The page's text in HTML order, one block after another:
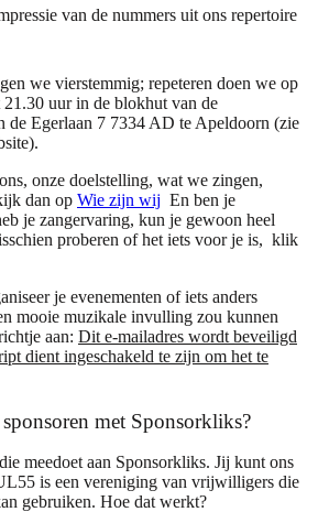
van de nummers uit ons repertoire
we vierstemmig; repeteren doen we op
uur in de blokhut van de
de Egerlaan 7 7334 AD te Apeldoorn (zie
onze doelstelling, wat we zingen,
dan op Wie zijn wij En ben je
je zangervaring, kun je gewoon heel
proberen of het iets voor je is, klik
je evenementen of iets anders
mooie muzikale invulling zou kunnen
aan: Dit e-mailadres wordt beveiligd
dient ingeschakeld te zijn om het te
met Sponsorkliks?
meedoet aan Sponsorkliks. Jij kunt ons
is een vereniging van vrijwilligers die
gebruiken. Hoe dat werkt?